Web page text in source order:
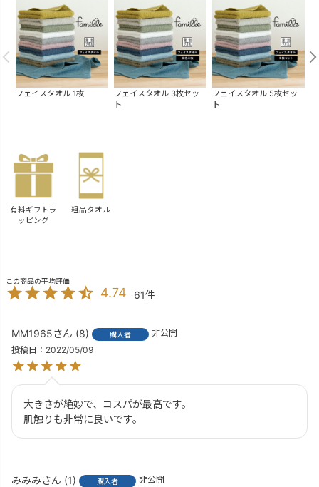
フェイスタオル 1枚
フェイスタオル 3枚セッ
ト
フェイスタオル 5枚セッ
ト
有料ギフトラ
ッピング
粗品タオル
4.74 61
MM1965 8 購入者
非公開
投稿日
2022/05/09
大きさが絶妙で、コスパが最高です。
肌触りも非常に良いです。
みみみ 1 購入者
非公開